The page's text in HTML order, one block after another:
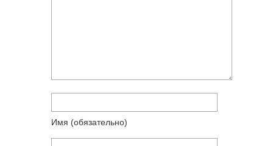
Имя (обязательно)